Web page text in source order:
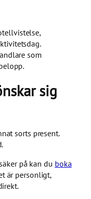
som
sig
sorts present.
på kan du boka
är personligt,